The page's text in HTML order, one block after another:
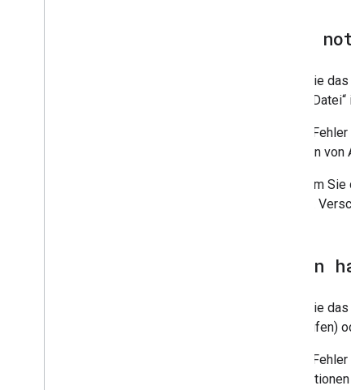
File
Wenn Sie
solche
Dieser
Erstellen
Nachdem
werden.
Token
Wenn Sie
abgelaufen)
Dieser